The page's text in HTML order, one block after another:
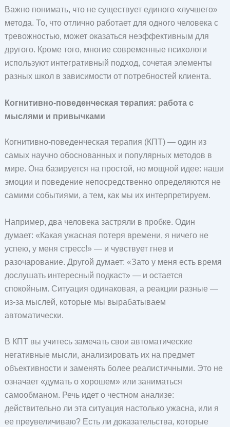
Важно понимать, что не существует единого «лучшего»
метода. То, что отлично работает для одного человека с
тревожностью, может оказаться неэффективным для
другого. Кроме того, многие современные психологи
используют интегративный подход, сочетая элементы
разных школ в зависимости от потребностей клиента.
Когнитивно-поведенческая терапия: работа с
мыслями и привычками
Когнитивно-поведенческая терапия (КПТ) — один из
самых научно обоснованных и популярных методов в
мире. Она базируется на простой, но мощной идее: наши
эмоции и поведение непосредственно определяются не
самими событиями, а тем, как мы их интерпретируем.
Например, два человека застряли в пробке. Один
думает: «Какая ужасная потеря времени, я ничего не
успею, у меня стресс!» — и чувствует гнев и
разочарование. Другой думает: «Зато у меня есть время
дослушать интересный подкаст» — и остается
спокойным. Ситуация одинаковая, а реакции разные —
из-за мыслей, которые мы вырабатываем
автоматически.
В КПТ вы учитесь замечать свои автоматические
негативные мысли, анализировать их на предмет
объективности и заменять более реалистичными. Это не
означает «думать о хорошем» или заниматься
самообманом. Речь идет о честном анализе:
действительно ли эта ситуация настолько ужасна, или я
ее преувеличиваю? Есть ли доказательства, которые